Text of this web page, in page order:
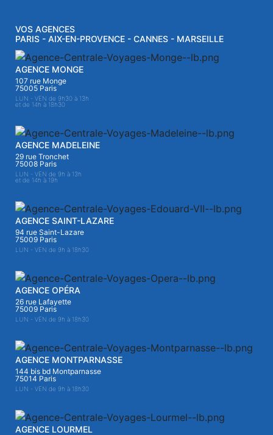
VOS AGENCES
PARIS - AIX-EN-PROVENCE - CANNES - MARSEILLE
AGENCE MONGE
107 rue Monge
75005 Paris
LUN - VEN de 9h30 à 13h
et de 14h à 18h30
AGENCE MADELEINE
29 rue Tronchet
75008 Paris
LUN - VEN de 9h à 13h
et de 14h à 19h
AGENCE SAINT-LAZARE
94 rue Saint-Lazare
75009 Paris
LUN - VEN de 9h à 18h30
AGENCE OPÉRA
26 rue Lafayette
75009 Paris
LUN - VEN de 9h à 18h30
AGENCE MONTPARNASSE
144 bis bd Montparnasse
75014 Paris
LUN - VEN de 9h à 18h30
AGENCE LOURMEL